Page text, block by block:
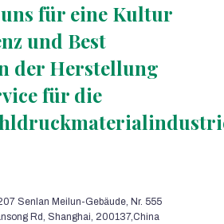
für eine Kultur
und Best
der Herstellung
für die
Senlan Meilun-Gebäude, Nr. 555
Rd, Shanghai, 200137,China